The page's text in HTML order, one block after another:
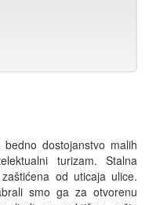
dostojanstvo malih
turizam. Stalna
od uticaja ulice.
smo ga za otvorenu